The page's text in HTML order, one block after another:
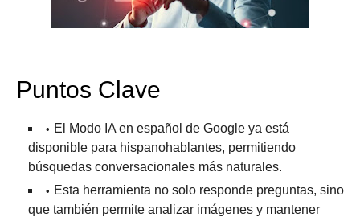
Puntos Clave
El Modo IA en español de Google ya está
disponible para hispanohablantes, permitiendo
búsquedas conversacionales más naturales.
Esta herramienta no solo responde preguntas, sino
que también permite analizar imágenes y mantener